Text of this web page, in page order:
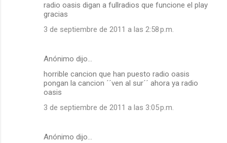
radio oasis digan a fullradios que funcione el play
gracias
3 de septiembre de 2011 a las 2:58 p.m.
Anónimo dijo…
horrible cancion que han puesto radio oasis
pongan la cancion ´´ven al sur´´ ahora ya radio
oasis
3 de septiembre de 2011 a las 3:05 p.m.
Anónimo dijo…